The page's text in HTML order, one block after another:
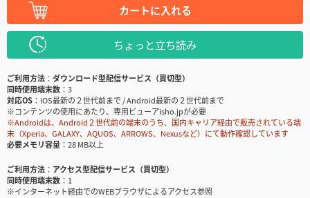
カートに入れる
ちょっと立ち読み
ご利用方法
ダウンロード型配信サービス（買切型）
同時使用端末数
3
対応OS
iOS最新の２世代前まで / Android最新の２世代前まで
※コンテンツの使用にあたり、専用ビューアisho.jpが必要
※Androidは、Android２世代前の端末のうち、国内キャリア経由で販売されている端
末（Xperia、GALAXY、AQUOS、ARROWS、Nexusなど）にて動作確認しています
必要メモリ容量
28 MB以上
ご利用方法
アクセス型配信サービス（買切型）
同時使用端末数
1
※インターネット経由でのWEBブラウザによるアクセス参照